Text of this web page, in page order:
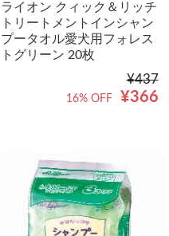
ライオン クィック＆リッチ
トリートメントインシャン
プータオル愛犬用フォレス
トグリーン 20枚
¥437
¥366
16% OFF